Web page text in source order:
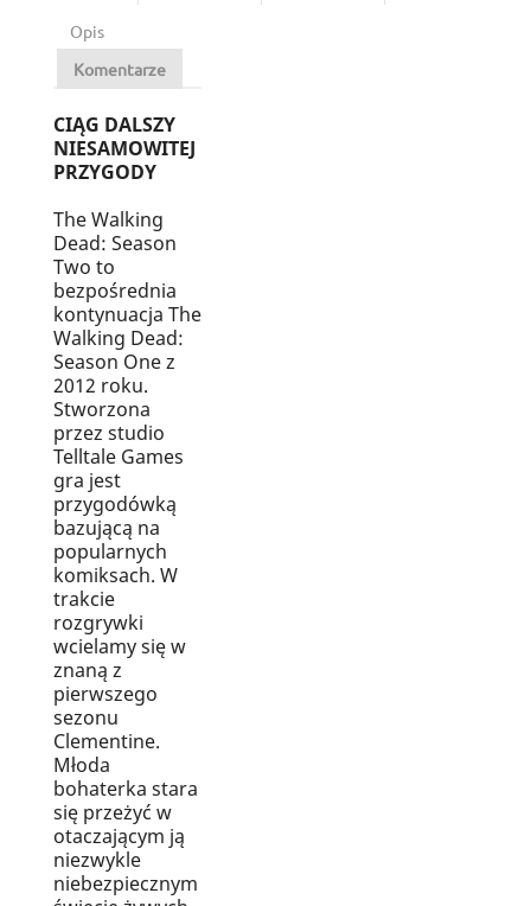
Opis
Komentarze
CIĄG DALSZY
NIESAMOWITEJ
PRZYGODY
The Walking
Dead: Season
Two to
bezpośrednia
kontynuacja The
Walking Dead:
Season One z
2012 roku.
Stworzona
przez studio
Telltale Games
gra jest
przygodówką
bazującą na
popularnych
komiksach. W
trakcie
rozgrywki
wcielamy się w
znaną z
pierwszego
sezonu
Clementine.
Młoda
bohaterka stara
się przeżyć w
otaczającym ją
niezwykle
niebezpiecznym